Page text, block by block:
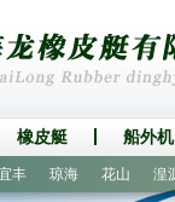
橡皮艇 船外机
琼海 花山 湟源